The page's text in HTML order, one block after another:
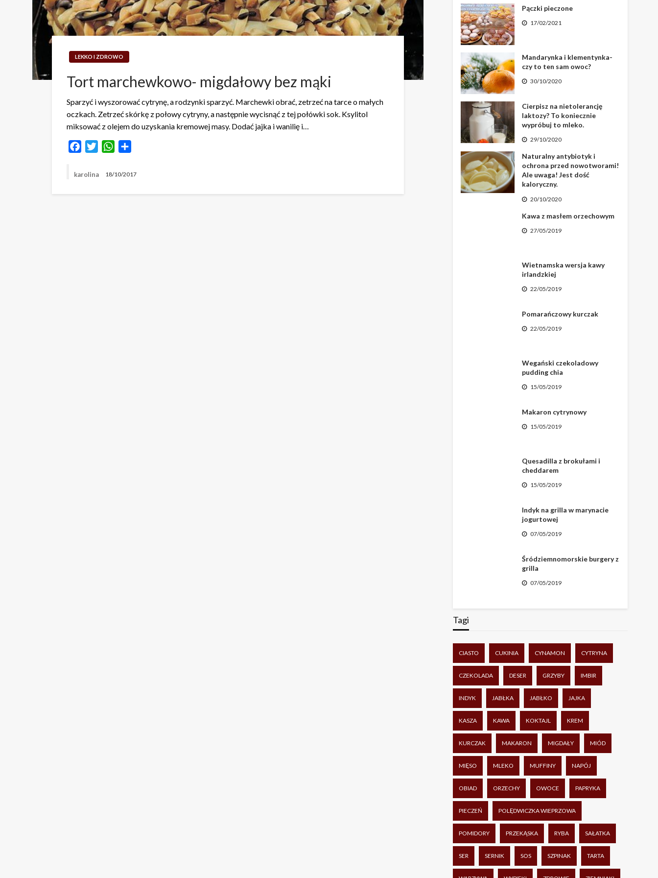
LEKKO I ZDROWO
Tort marchewkowo- migdałowy bez mąki
Sparzyć i wyszorować cytrynę, a rodzynki sparzyć. Marchewki obrać, zetrzeć na tarce o małych
oczkach. Zetrzeć skórkę z połowy cytryny, a następnie wycisnąć z tej połówki sok. Ksylitol
miksować z olejem do uzyskania kremowej masy. Dodać jajka i wanilię i…
FacebookTwitterWhatsApp
karolina 18/10/2017
Pączki pieczone
17/02/2021
Mandarynka i klementynka-
czy to ten sam owoc?
30/10/2020
Cierpisz na nietolerancję
laktozy? To koniecznie
wypróbuj to mleko.
29/10/2020
Naturalny antybiotyk i
ochrona przed nowotworami!
Ale uwaga! Jest dość
kaloryczny.
20/10/2020
Kawa z masłem orzechowym
27/05/2019
Wietnamska wersja kawy
irlandzkiej
22/05/2019
Pomarańczowy kurczak
22/05/2019
Wegański czekoladowy
pudding chia
15/05/2019
Makaron cytrynowy
15/05/2019
Quesadilla z brokułami i
cheddarem
15/05/2019
Indyk na grilla w marynacie
jogurtowej
07/05/2019
Śródziemnomorskie burgery z
grilla
07/05/2019
Tagi
CIASTO CUKINIA CYNAMON CYTRYNA
CZEKOLADA DESER GRZYBY IMBIR
INDYK JABŁKA JABŁKO JAJKA
KASZA KAWA KOKTAJL KREM
KURCZAK MAKARON MIGDAŁY MIÓD
MIĘSO MLEKO MUFFINY NAPÓJ
OBIAD ORZECHY OWOCE PAPRYKA
PIECZEŃ POLĘDWICZKA WIEPRZOWA
POMIDORY PRZEKĄSKA RYBA SAŁATKA
SER SERNIK SOS SZPINAK TARTA